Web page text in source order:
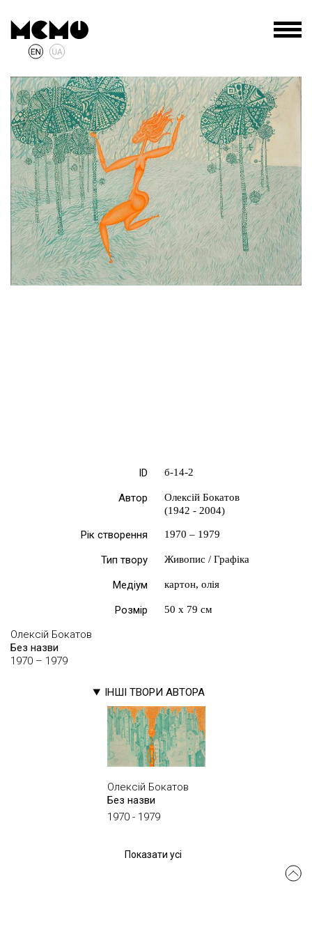
Олексій Бокатов
Без назви
1970 – 1979
ІНШІ ТВОРИ АВТОРА
Олексій Бокатов
Без назви
1970 - 1979
Показати усі
ID б-14-2
Автор
Олексій Бокатов
(1942 - 2004)
Рік створення 1970 – 1979
Тип твору Живопис / Графіка
Медіум картон, олія
Розмір 50 х 79 см